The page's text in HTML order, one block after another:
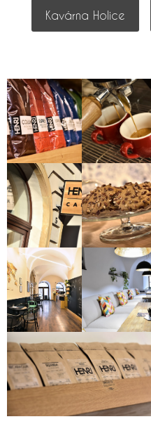
Kavárna Holice